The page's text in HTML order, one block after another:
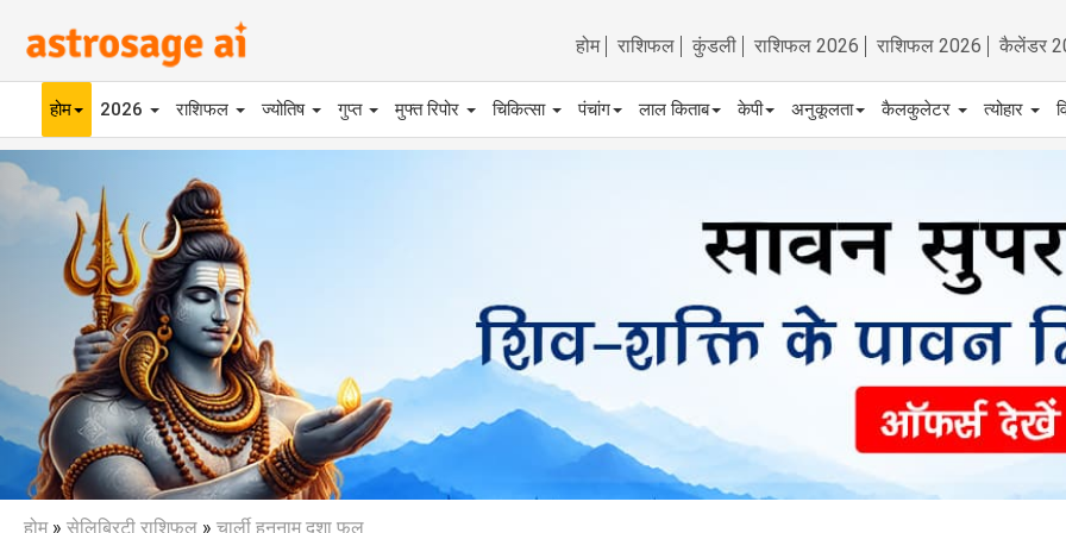
होम राशिफल कुंडली राशिफल 2026 राशिफल 2026 कैलेंडर
होम 2026 राशिफल ज्योतिष गुप्त मुफ्त रिपोर चिकित्सा पंचांग लाल किताब केपी अनुकूलता कैलकुलेटर त्योहार
Previous
होम» सेलिब्रिटी राशिफल » चार्ली हुननाम दशा फल